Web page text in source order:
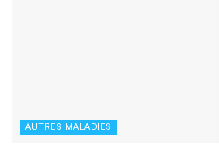
AUTRES MALADIES